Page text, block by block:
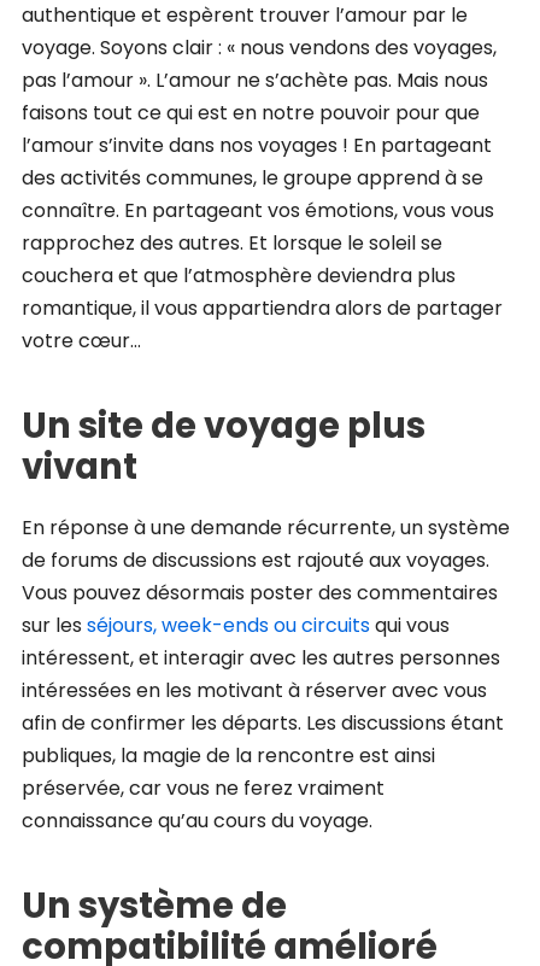
authentique et espèrent trouver l’amour par le
voyage. Soyons clair : « nous vendons des voyages,
pas l’amour ». L’amour ne s’achète pas. Mais nous
faisons tout ce qui est en notre pouvoir pour que
l’amour s’invite dans nos voyages ! En partageant
des activités communes, le groupe apprend à se
connaître. En partageant vos émotions, vous vous
rapprochez des autres. Et lorsque le soleil se
couchera et que l’atmosphère deviendra plus
romantique, il vous appartiendra alors de partager
votre cœur…
Un site de voyage plus
vivant
En réponse à une demande récurrente, un système
de forums de discussions est rajouté aux voyages.
Vous pouvez désormais poster des commentaires
sur les séjours, week-ends ou circuitsqui vous
intéressent, et interagir avec les autres personnes
intéressées en les motivant à réserver avec vous
afin de confirmer les départs. Les discussions étant
publiques, la magie de la rencontre est ainsi
préservée, car vous ne ferez vraiment
connaissance qu’au cours du voyage.
Un système de
compatibilité amélioré